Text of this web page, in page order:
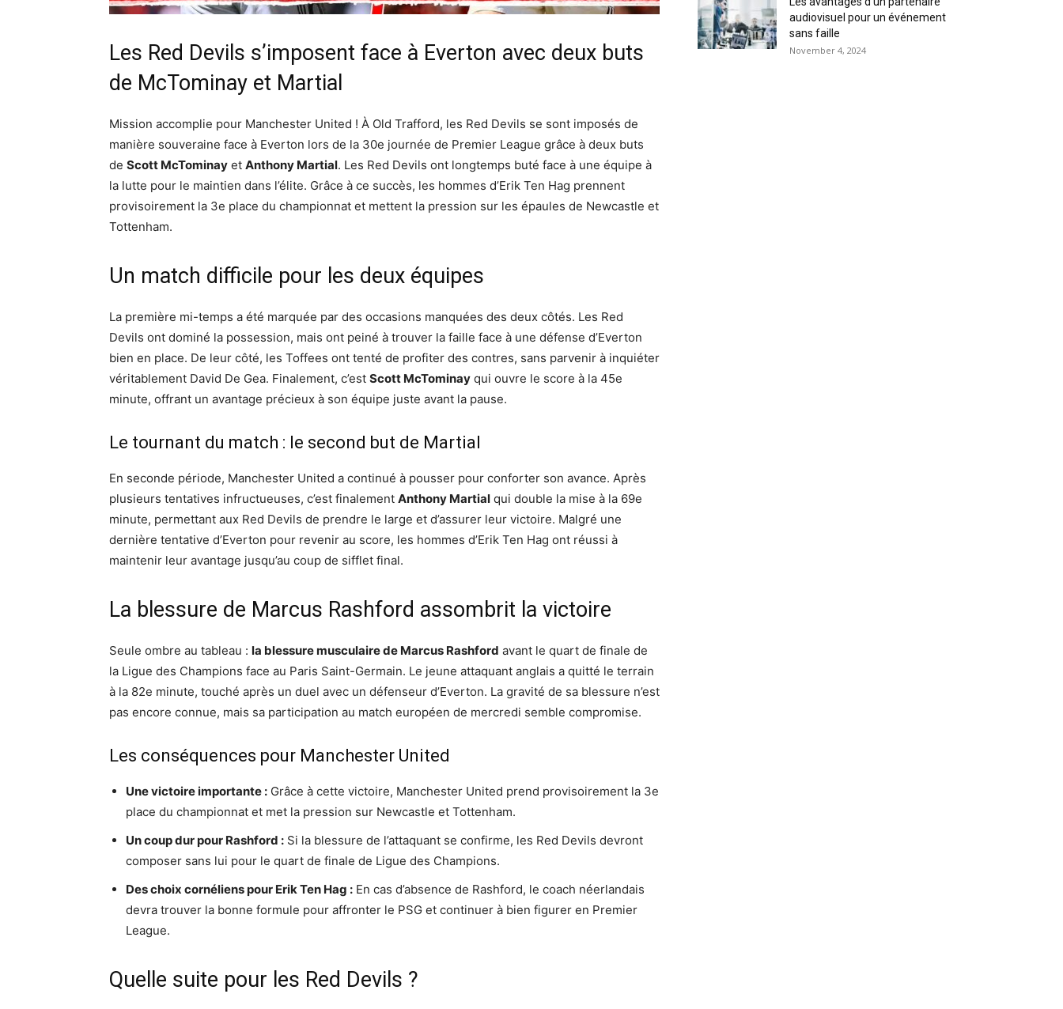
Les Red Devils s’imposent face à Everton avec deux buts
de McTominay et Martial
Mission accomplie pour Manchester United ! À Old Trafford, les Red Devils se sont imposés de
manière souveraine face à Everton lors de la 30e journée de Premier League grâce à deux buts
de Scott McTominay et Anthony Martial. Les Red Devils ont longtemps buté face à une équipe à
la lutte pour le maintien dans l’élite. Grâce à ce succès, les hommes d’Erik Ten Hag prennent
provisoirement la 3e place du championnat et mettent la pression sur les épaules de Newcastle et
Tottenham.
Un match difficile pour les deux équipes
La première mi-temps a été marquée par des occasions manquées des deux côtés. Les Red
Devils ont dominé la possession, mais ont peiné à trouver la faille face à une défense d’Everton
bien en place. De leur côté, les Toffees ont tenté de profiter des contres, sans parvenir à inquiéter
véritablement David De Gea. Finalement, c’est Scott McTominay qui ouvre le score à la 45e
minute, offrant un avantage précieux à son équipe juste avant la pause.
Le tournant du match : le second but de Martial
En seconde période, Manchester United a continué à pousser pour conforter son avance. Après
plusieurs tentatives infructueuses, c’est finalement Anthony Martial qui double la mise à la 69e
minute, permettant aux Red Devils de prendre le large et d’assurer leur victoire. Malgré une
dernière tentative d’Everton pour revenir au score, les hommes d’Erik Ten Hag ont réussi à
maintenir leur avantage jusqu’au coup de sifflet final.
La blessure de Marcus Rashford assombrit la victoire
Seule ombre au tableau : la blessure musculaire de Marcus Rashford avant le quart de finale de
la Ligue des Champions face au Paris Saint-Germain. Le jeune attaquant anglais a quitté le terrain
à la 82e minute, touché après un duel avec un défenseur d’Everton. La gravité de sa blessure n’est
pas encore connue, mais sa participation au match européen de mercredi semble compromise.
Les conséquences pour Manchester United
Une victoire importante : Grâce à cette victoire, Manchester United prend provisoirement la 3e
place du championnat et met la pression sur Newcastle et Tottenham.
Un coup dur pour Rashford : Si la blessure de l’attaquant se confirme, les Red Devils devront
composer sans lui pour le quart de finale de Ligue des Champions.
Des choix cornéliens pour Erik Ten Hag : En cas d’absence de Rashford, le coach néerlandais
devra trouver la bonne formule pour affronter le PSG et continuer à bien figurer en Premier
League.
Quelle suite pour les Red Devils ?
audiovisuel pour un événement
sans faille
November 4, 2024